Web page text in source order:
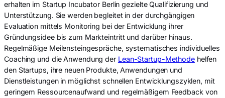
erhalten im Startup Incubator Berlin gezielte Qualifizierung und
Unterstützung. Sie werden begleitet in der durchgängigen
Evaluation mittels Monitoring bei der Entwicklung ihrer
Gründungsidee bis zum Markteintritt und darüber hinaus.
Regelmäßige Meilensteingespräche, systematisches individuelles
Coaching und die Anwendung der Lean-Startup-Methodehelfen
den Startups, ihre neuen Produkte, Anwendungen und
Dienstleistungen in möglichst schnellen Entwicklungszyklen, mit
geringem Ressourcenaufwand und regelmäßigem Feedback von